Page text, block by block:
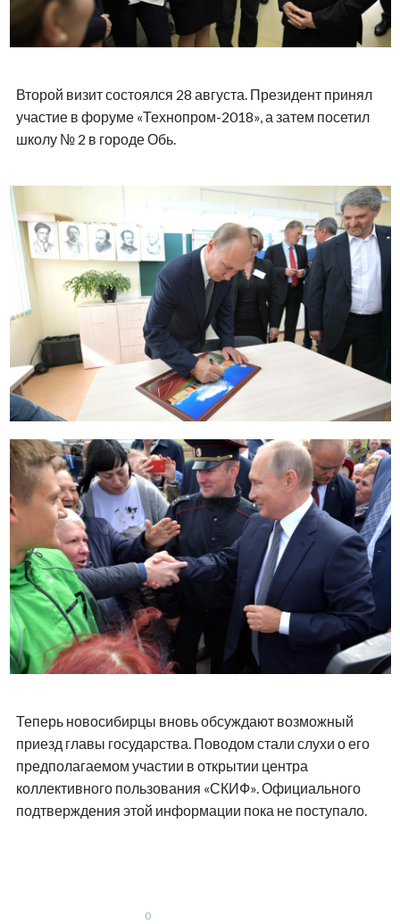
Второй визит состоялся 28 августа. Президент принял
участие в форуме «Технопром-2018», а затем посетил
школу № 2 в городе Обь.
Теперь новосибирцы вновь обсуждают возможный
приезд главы государства. Поводом стали слухи о его
предполагаемом участии в открытии центра
коллективного пользования «СКИФ». Официального
подтверждения этой информации пока не поступало.
0